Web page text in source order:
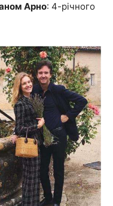
Арно: 4-річного